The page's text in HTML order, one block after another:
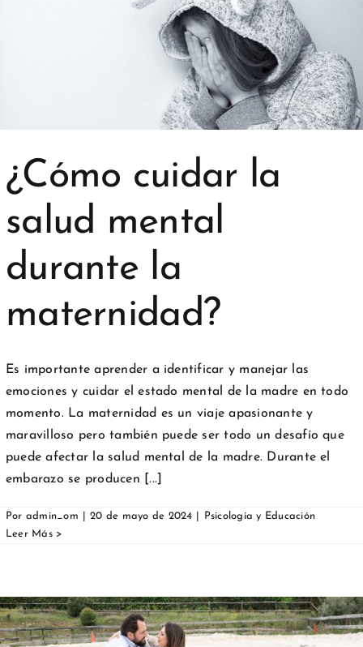
¿Cómo cuidar la
salud mental
durante la
maternidad?
Es importante aprender a identificar y manejar las
emociones y cuidar el estado mental de la madre en todo
momento. La maternidad es un viaje apasionante y
maravilloso pero también puede ser todo un desafío que
puede afectar la salud mental de la madre. Durante el
embarazo se producen [...]
Por admin_om 20 de mayo de 2024 Psicología y Educación